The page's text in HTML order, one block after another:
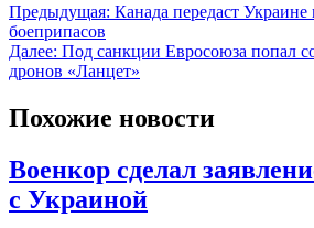
Предыдущая: Канада передаст
боеприпасов
Далее: Под санкции Евросоюза попал
дронов «Ланцет»
Похожие новости
Военкор сделал
с Украиной